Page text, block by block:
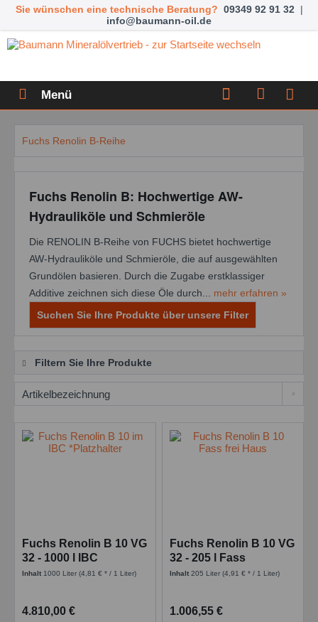
Sie wünschen eine technische Beratung? 09349 92 91 32 |
info@baumann-oil.de
Menü
Fuchs Renolin B-Reihe
Fuchs Renolin B: Hochwertige AW-
Hydrauliköle und Schmieröle
Die RENOLIN B-Reihe von FUCHS bietet hochwertige
AW-Hydrauliköle und Schmieröle, die auf ausgewählten
Grundölen basieren. Durch die Zugabe erstklassiger
Additive zeichnen sich diese Öle durch... mehr erfahren »
Suchen Sie Ihre Produkte über unsere Filter
Filtern Sie Ihre Produkte
Fuchs Renolin B 10 VG
32 - 1000 l IBC
Inhalt 1000 Liter(4,81 € * / 1 Liter)
4.810,00 €
Fuchs Renolin B 10 VG
32 - 205 l Fass
Inhalt205 Liter(4,91 € * / 1 Liter)
1.006,55 €